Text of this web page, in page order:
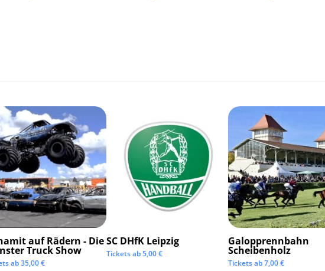
auf Rädern - Die
Truck Show
ab35,00€
SC DHfK Leipzig
Tickets ab5,00€
Galopprennbahn
Scheibenholz
Tickets ab7,00€